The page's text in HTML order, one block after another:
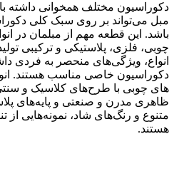
دکوراسیون مختلف همخوانی داشته
مبل می‌تواند بر روی سبک کلی
باشد. این قطعه مهم از مبلمان در
چوبی، فلزی، پلاستیکی و ترکیبی
انواع، ویژگی‌های منحصر به فردی
دکوراسیون خاصی مناسب هستند.
های چوبی با طرح‌های کلاسیک و
ظاهری مدرن و صنعتی و پایه‌های
متنوع و رنگ‌های شاد، نمونه‌هایی از
هستند.